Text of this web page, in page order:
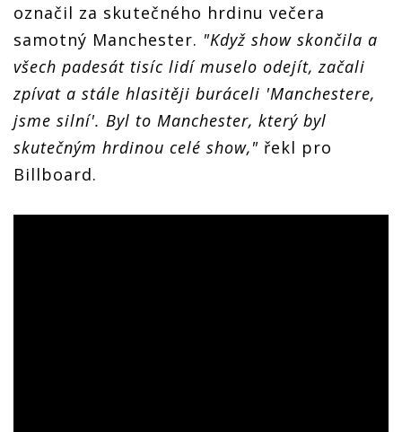
označil za skutečného hrdinu večera
samotný Manchester. "Když show skončila a
všech padesát tisíc lidí muselo odejít, začali
zpívat a stále hlasitěji buráceli 'Manchestere,
jsme silní'. Byl to Manchester, který byl
skutečným hrdinou celé show," řekl pro
Billboard.